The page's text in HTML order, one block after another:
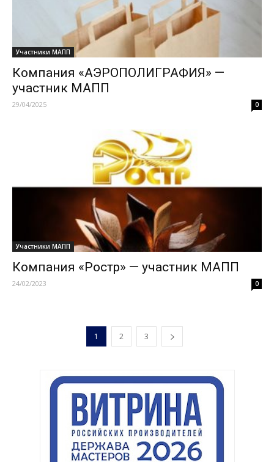
Участники МАПП
Компания «АЭРОПОЛИГРАФИЯ» —
участник МАПП
29/04/2025 0
Участники МАПП
Компания «Ростр» — участник МАПП
24/02/2023 0
1 2 3